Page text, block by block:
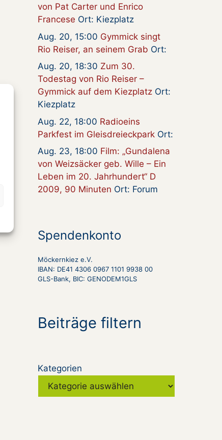
von Pat Carter und Enrico
Francese Ort: Kiezplatz
Aug. 20, 15:00 Gymmick singt
Rio Reiser, an seinem Grab Ort:
Aug. 20, 18:30 Zum 30.
Todestag von Rio Reiser –
Gymmick auf dem Kiezplatz Ort:
Kiezplatz
Aug. 22, 18:00 Radioeins
Parkfest im Gleisdreieckpark Ort:
Aug. 23, 18:00 Film: „Gundalena
von Weizsäcker geb. Wille – Ein
Leben im 20. Jahrhundert“ D
2009, 90 Minuten Ort: Forum
Spendenkonto
Möckernkiez e.V.
IBAN: DE41 4306 0967 1101 9938 00
GLS-Bank, BIC: GENODEM1GLS
Beiträge filtern
Kategorien